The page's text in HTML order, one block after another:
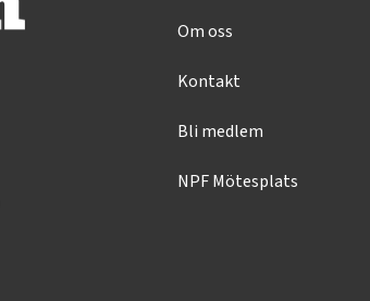
Om oss
Kontakt
Bli medlem
NPF Mötesplats